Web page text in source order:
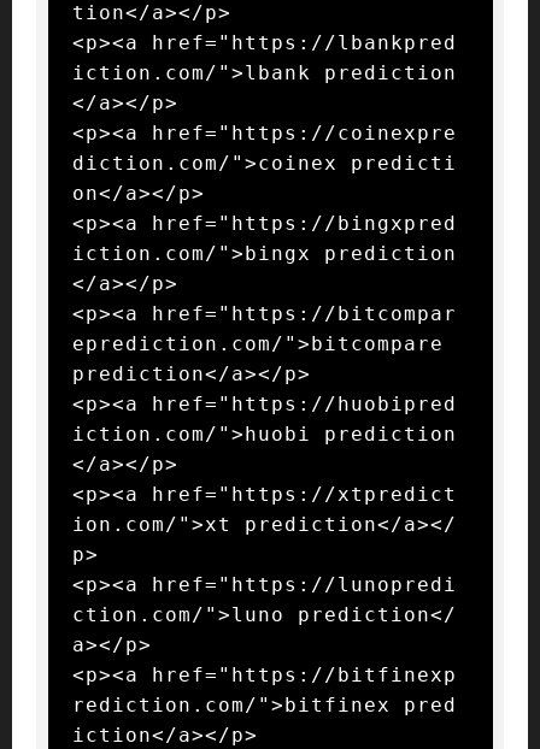
tion</a></p>
<p><a href="https://lbankpred
iction.com/">lbank prediction
</a></p>
<p><a href="https://coinexpre
diction.com/">coinex predicti
on</a></p>
<p><a href="https://bingxpred
iction.com/">bingx prediction
</a></p>
<p><a href="https://bitcompar
eprediction.com/">bitcompare
prediction</a></p>
<p><a href="https://huobipred
iction.com/">huobi prediction
</a></p>
<p><a href="https://xtpredict
ion.com/">xt prediction</a></
p>
<p><a href="https://lunopredi
ction.com/">luno prediction</
a></p>
<p><a href="https://bitfinexp
rediction.com/">bitfinex pred
iction</a></p>